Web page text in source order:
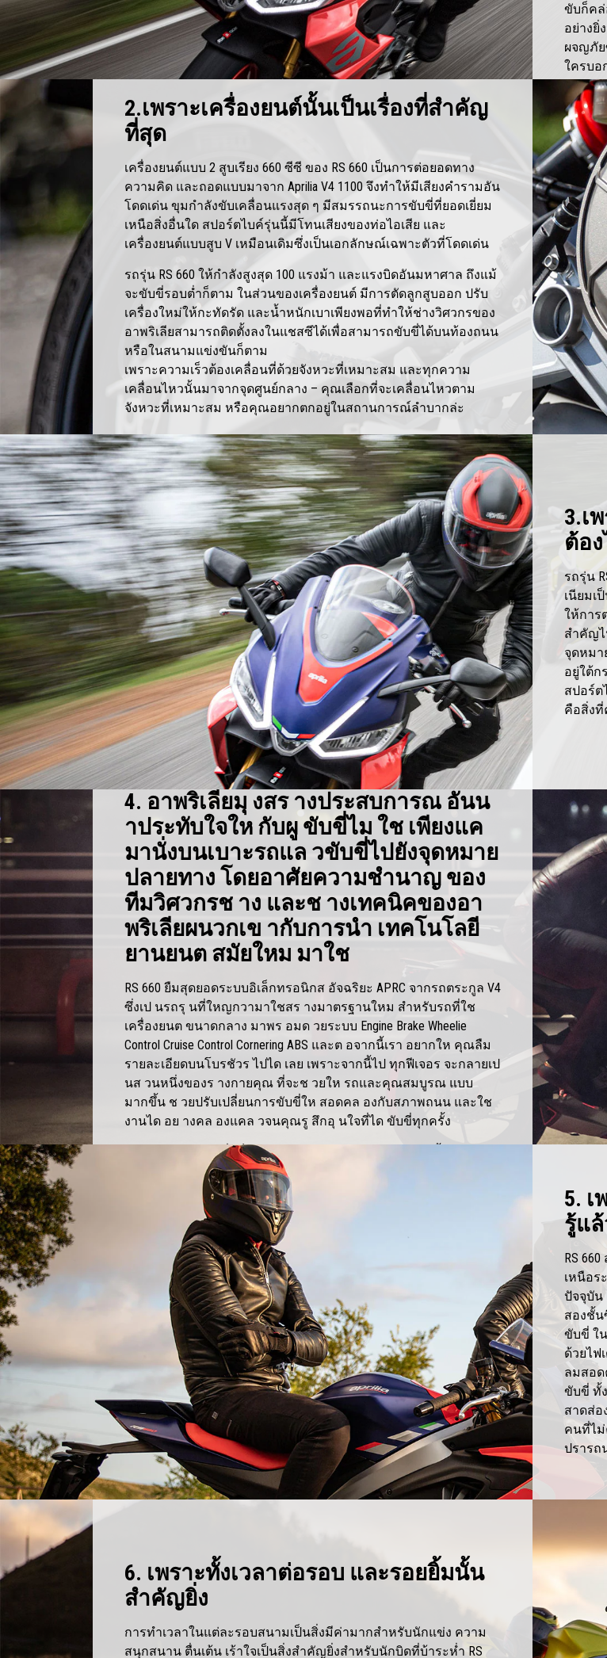
ขับก็คล่
อย่างยิ่
ผจญภัย
ใครบอ
2.เพราะเครื่องยนต์นั้นเป็นเรื่องที่สำคัญ
ที่สุด
เครื่องยนต์แบบ 2 สูบเรียง 660 ซีซี ของ RS 660 เป็นการต่อยอดทาง
ความคิด และถอดแบบมาจาก Aprilia V4 1100 จึงทำให้มีเสียงคำรามอัน
โดดเด่น ขุมกำลังขับเคลื่อนแรงสุด ๆ มีสมรรถนะการขับขี่ที่ยอดเยี่ยม
เหนือสิ่งอื่นใด สปอร์ตไบค์รุ่นนี้มีโทนเสียงของท่อไอเสีย และ
เครื่องยนต์แบบสูบ V เหมือนเดิมซึ่งเป็นเอกลักษณ์เฉพาะตัวที่โดดเด่น
รถรุ่น RS 660 ให้กำลังสูงสุด 100 แรงม้า และแรงบิดอันมหาศาล ถึงแม้
จะขับขี่รอบต่ำก็ตาม ในส่วนของเครื่องยนต์ มีการตัดลูกสูบออก ปรับ
เครื่องใหม่ให้กะทัดรัด และน้ำหนักเบาเพียงพอที่ทำให้ช่างวิศวกรของ
อาพริเลียสามารถติดตั้งลงในแชสซีได้เพื่อสามารถขับขี่ได้บนท้องถนน
หรือในสนามแข่งขันก็ตาม
เพราะความเร็วต้องเคลื่อนที่ด้วยจังหวะที่เหมาะสม และทุกความ
เคลื่อนไหวนั้นมาจากจุดศูนย์กลาง – คุณเลือกที่จะเคลื่อนไหวตาม
จังหวะที่เหมาะสม หรือคุณอยากตกอยู่ในสถานการณ์ลำบากล่ะ
3.เ
ต้อ
รถรุ่น
เนียมเ
ให้การ
สำคัญไ
จุดหมา
อยู่ใต้ก
สปอร์ต
คือสิ่งที่
4. อาพริเลียมุ งสร างประสบการณ อันน
าประทับใจให กับผู ขับขี่ไม ใช เพียงแค
มานั่งบนเบาะรถแล วขับขี่ไปยังจุดหมาย
ปลายทาง โดยอาศัยความชำนาญ ของ
ทีมวิศวกรช าง และช างเทคนิคของอา
พริเลียผนวกเข ากับการนำ เทคโนโลยี
ยานยนต สมัยใหม มาใช
RS 660 ยืมสุดยอดระบบอิเล็กทรอนิกส อัจฉริยะ APRC จากรถตระกูล V4
ซึ่งเป นรถรุ นที่ใหญกวามาใชสร างมาตรฐานใหม สำหรับรถที่ใช
เครื่องยนต ขนาดกลาง มาพร อมด วยระบบ Engine Brake Wheelie
Control Cruise Control Cornering ABS และต อจากนี้เรา อยากให คุณลืม
รายละเอียดบนโบรชัวร ไปได เลย เพราะจากนี้ไป ทุกฟีเจอร จะกลายเป
นส วนหนึ่งของร างกายคุณ ที่จะช วยให รถและคุณสมบูรณ แบบ
มากขึ้น ช วยปรับเปลี่ยนการขับขี่ให สอดคล องกับสภาพถนน และใช
งานได อย างคล องแคล วจนคุณรู สึกอุ นใจที่ได ขับขี่ทุกครั้ง
การมีแต ร างกายที่แข็งแกร ง แต ขาดความเฉลียดฉลาด นั้นดีจรึงแล
วใช ไหม แต สำหรับ RS 660 มีทั้งสองอย าง ถ าไม เชื่อเราท าให คุณ
5.
รู้แ
RS
เหนือร
ปัจจุบัน
สองชั้น
ขับขี่ ใ
ด้วยไฟ
ลมสอด
ขับขี่ ทั้
สาดส่อ
คนที่ไม่
ปรารถ
6. เพราะทั้งเวลาต่อรอบ และรอยยิ้มนั้น
สำคัญยิ่ง
การทำเวลาในแต่ละรอบสนามเป็นสิ่งมีค่ามากสำหรับนักแข่ง ความ
สนุกสนาน ตื่นเต้น เร้าใจเป็นสิ่งสำคัญยิ่งสำหรับนักบิดที่บ้าระห่ำ RS